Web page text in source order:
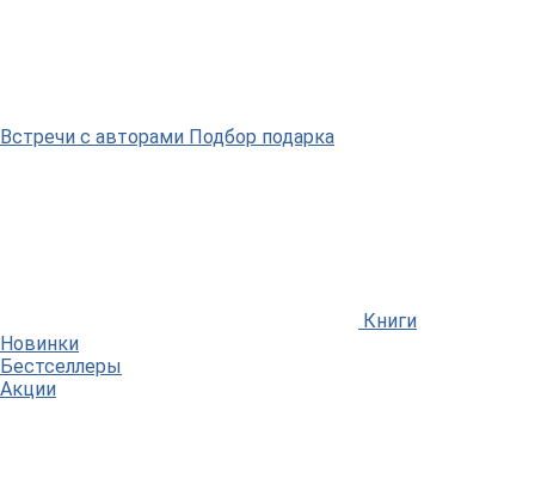
Встречи с авторами Подбор подарка
Книги
Новинки
Бестселлеры
Акции